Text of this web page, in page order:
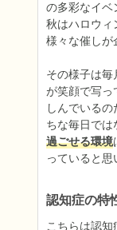
の多彩なイベ
秋はハロウィ
様々な催しが
その様子は
が笑顔で写っ
しんでいる
ちな毎日では
過ごせる環境
っていると思
認知症の特
こちらは認